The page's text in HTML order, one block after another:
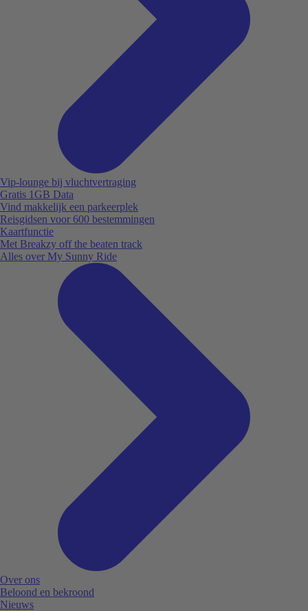
Vip-lounge bij vluchtvertraging
Gratis 1GB Data
Vind makkelijk een parkeerplek
Reisgidsen voor 600 bestemmingen
Kaartfunctie
Met Breakzy off the beaten track
Alles over My Sunny Ride
Over ons
Beloond en bekroond
Nieuws